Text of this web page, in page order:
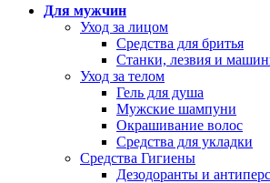
Для мужчин
Уход за лицом
Средства для бритья
Станки, лезвия и
Уход за телом
Гель для душа
Мужские шампуни
Окрашивание волос
Средства для укладки
Средства Гигиены
Дезодоранты и